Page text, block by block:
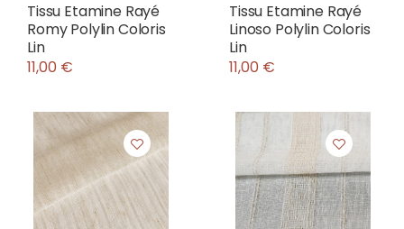
Tissu Etamine Rayé
Romy Polylin Coloris
Lin
11,00 €
Tissu Etamine Rayé
Linoso Polylin Coloris
Lin
11,00 €